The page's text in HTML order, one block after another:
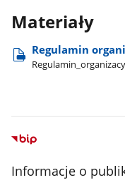
Materiały
Regulamin
Informacje o